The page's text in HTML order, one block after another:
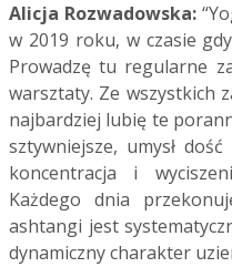
Alicja Rozwadowska:
w 2019 roku, w czasie
Prowadzę tu regularne
warsztaty. Ze wszystkich
najbardziej lubię te
sztywniejsze, umysł
koncentracja i
Każdego dnia
ashtangi jest
dynamiczny charakter